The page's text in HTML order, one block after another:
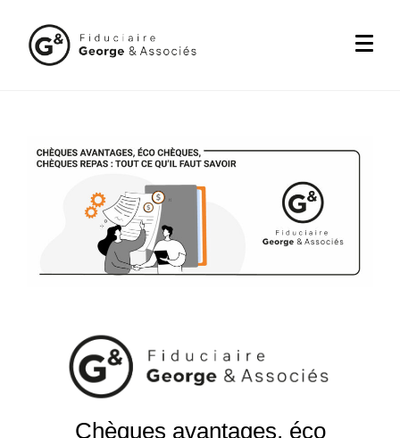
Chèques avantages, éco